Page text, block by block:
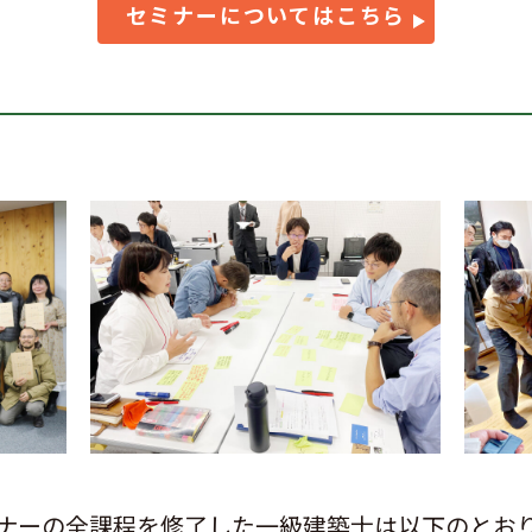
セミナーについてはこちら
ーの全課程を修了した一級建築士は以下のとお